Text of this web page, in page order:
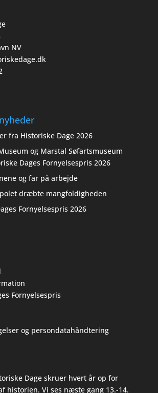
NV
fra Historiske Dage 2026
og Marstal Søfartsmuseum
Dages Fornyelsespris 2026
og far på arbejde
dræbte mangfoldigheden
Fornyelsespris 2026
Fornyelsespris
og persondatahåndtering
Dage skruer hvert år op for
historien. Vi ses næste gang 13.-14.